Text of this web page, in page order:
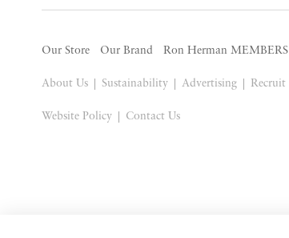
Our Store Our Brand Ron Herman MEMBERS
About Us Sustainability Advertising Recruit
Website Policy Contact Us